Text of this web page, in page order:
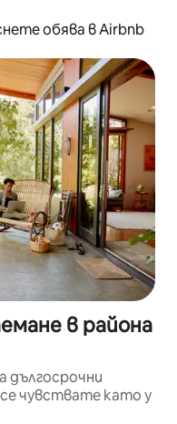
обява в Airbnb
в района
дългосрочни
чувствате като у